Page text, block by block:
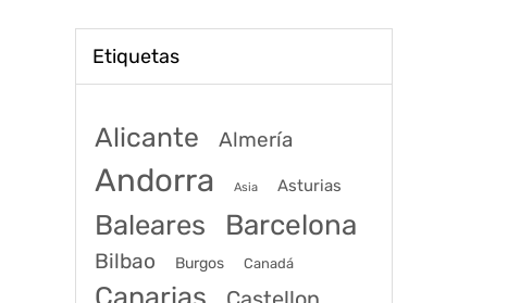
Etiquetas
Alicante Almería
Andorra Asia Asturias
Baleares Barcelona
Bilbao Burgos Canadá
Canarias